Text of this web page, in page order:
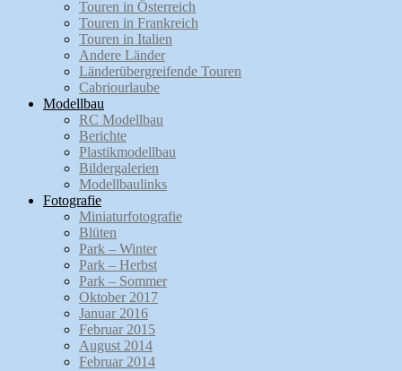
Touren in Österreich
Touren in Frankreich
Touren in Italien
Andere Länder
Länderübergreifende Touren
Cabriourlaube
Modellbau
RC Modellbau
Berichte
Plastikmodellbau
Bildergalerien
Modellbaulinks
Fotografie
Miniaturfotografie
Blüten
Park – Winter
Park – Herbst
Park – Sommer
Oktober 2017
Januar 2016
Februar 2015
August 2014
Februar 2014